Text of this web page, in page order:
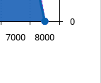
7000 8000
0